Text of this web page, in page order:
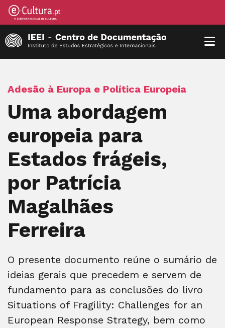
Adesão à Europa e Política Europeia
Uma abordagem
europeia para
Estados frágeis,
por Patrícia
Magalhães
Ferreira
O presente documento reúne o sumário de
ideias gerais que precedem e servem de
fundamento para as conclusões do livro
Situations of Fragility: Challenges for an
European Response Strategy, bem como